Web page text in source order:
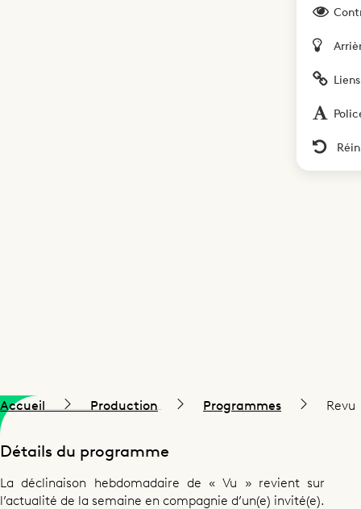
Accueil Production Programmes Revu
Détails du programme
La déclinaison hebdomadaire de « Vu » revient sur
l’actualité de la semaine en compagnie d’un(e) invité(e).